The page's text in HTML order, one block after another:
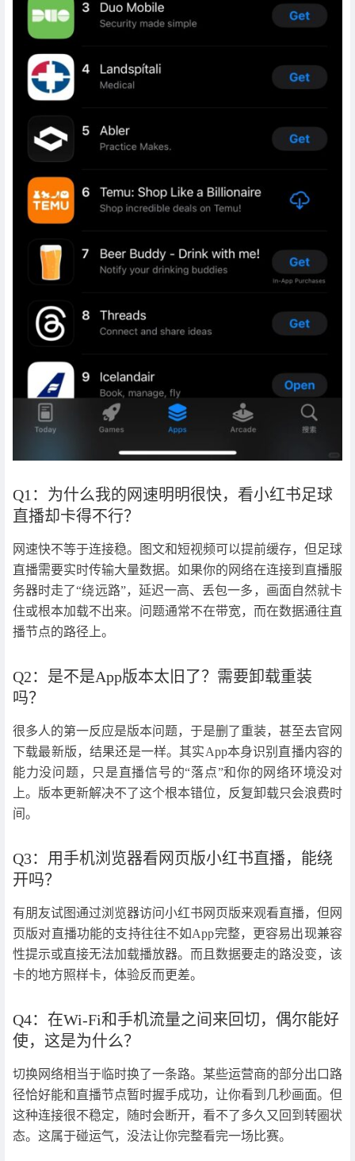
Q1：为什么我的网速明明很快，看小红书足球
直播却卡得不行？
网速快不等于连接稳。图文和短视频可以提前缓存，但足球
直播需要实时传输大量数据。如果你的网络在连接到直播服
务器时走了“绕远路”，延迟一高、丢包一多，画面自然就卡
住或根本加载不出来。问题通常不在带宽，而在数据通往直
播节点的路径上。
Q2：是不是App版本太旧了？需要卸载重装
吗？
很多人的第一反应是版本问题，于是删了重装，甚至去官网
下载最新版，结果还是一样。其实App本身识别直播内容的
能力没问题，只是直播信号的“落点”和你的网络环境没对
上。版本更新解决不了这个根本错位，反复卸载只会浪费时
间。
Q3：用手机浏览器看网页版小红书直播，能绕
开吗？
有朋友试图通过浏览器访问小红书网页版来观看直播，但网
页版对直播功能的支持往往不如App完整，更容易出现兼容
性提示或直接无法加载播放器。而且数据要走的路没变，该
卡的地方照样卡，体验反而更差。
Q4：在Wi-Fi和手机流量之间来回切，偶尔能好
使，这是为什么？
切换网络相当于临时换了一条路。某些运营商的部分出口路
径恰好能和直播节点暂时握手成功，让你看到几秒画面。但
这种连接很不稳定，随时会断开，看不了多久又回到转圈状
态。这属于碰运气，没法让你完整看完一场比赛。